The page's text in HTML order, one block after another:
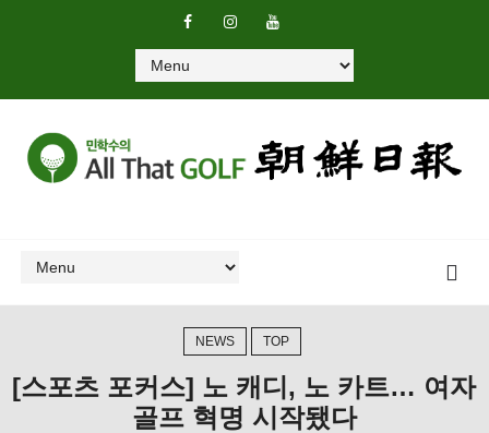
NEWS TOP
[스포츠 포커스] 노 캐디, 노 카트… 여자
골프 혁명 시작됐다